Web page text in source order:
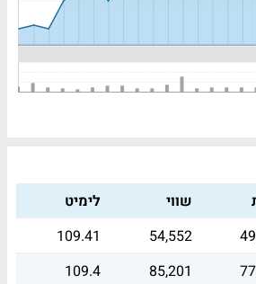
שווי
לימיט
54,552
109.41
85,201
109.4